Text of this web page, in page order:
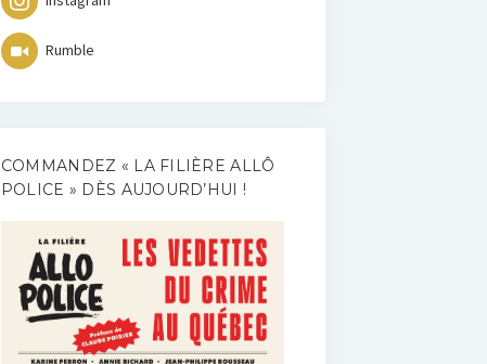
Rumble
COMMANDEZ « LA FILIÈRE ALLÔ
POLICE » DÈS AUJOURD’HUI !